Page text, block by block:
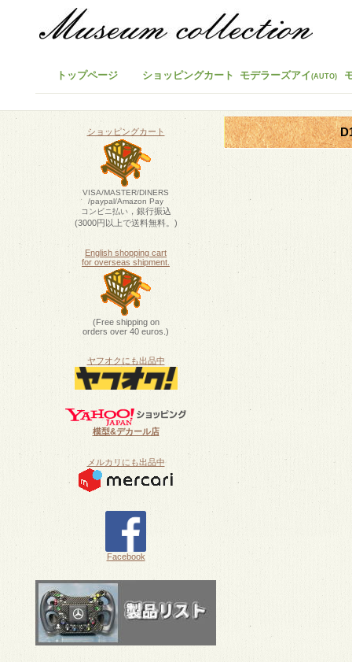
トップページ ショッピングカート モデラーズアイ(AUTO)
ショッピングカート
VISA/MASTER/DINERS
/paypal/Amazon Pay
コンビニ払い，銀行振込
(3000円以上で送料無料。)
English shopping cart
for overseas shipment.
(Free shipping on
orders over 40 euros.)
ヤフオクにも出品中
模型&デカール店
メルカリにも出品中
Facebook